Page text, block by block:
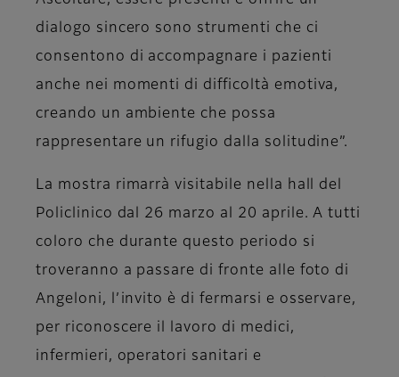
dialogo sincero sono strumenti che ci
consentono di accompagnare i pazienti
anche nei momenti di difficoltà emotiva,
creando un ambiente che possa
rappresentare un rifugio dalla solitudine”.
La mostra rimarrà visitabile nella hall del
Policlinico dal 26 marzo al 20 aprile. A tutti
coloro che durante questo periodo si
troveranno a passare di fronte alle foto di
Angeloni, l’invito è di fermarsi e osservare,
per riconoscere il lavoro di medici,
infermieri, operatori sanitari e